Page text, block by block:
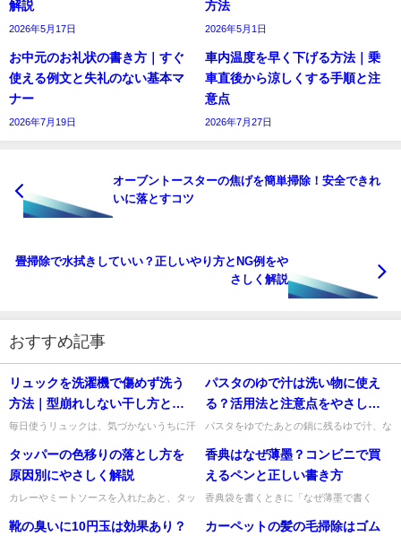
解説
2026年5月17日
方法
2026年5月1日
お中元のお礼状の書き方｜すぐ
使える例文と失礼のない基本マ
ナー
2026年7月19日
車内温度を早く下げる方法｜乗
車直後から涼しくする手順と注
意点
2026年7月27日
オーブントースターの焦げを簡単掃除！安全できれ
いに落とすコツ
畳掃除で水拭きしていい？正しいやり方とNG例をや
さしく解説
おすすめ記事
リュックを洗濯機で傷めず洗う
方法｜型崩れしない干し方と注
意点
毎日使うリュックは、気づかないうちに汗
たまりやすいものです。とはいえ、「洗濯
機に入れて壊れない？」「干...
パスタのゆで汁は洗い物に使え
る？活用法と注意点をやさしく
解説
パスタをゆでたあとの鍋に残るゆで汁、な
は、使い方を選べば洗い物に役立てること
ができますよ。特に、油がつい...
タッパーの色移りの落とし方を
原因別にやさしく解説
カレーやミートソースを入れたあと、タッ
ありますよね。洗剤で洗っても落ちず、
香典はなぜ薄墨？コンビニで買
えるペンと正しい書き方
香典袋を書くときに「なぜ薄墨で書く
丈夫？」と迷いますよね。私も急なお悔や
靴の臭いに10円玉は効果あり？
カーペットの髪の毛掃除はゴム